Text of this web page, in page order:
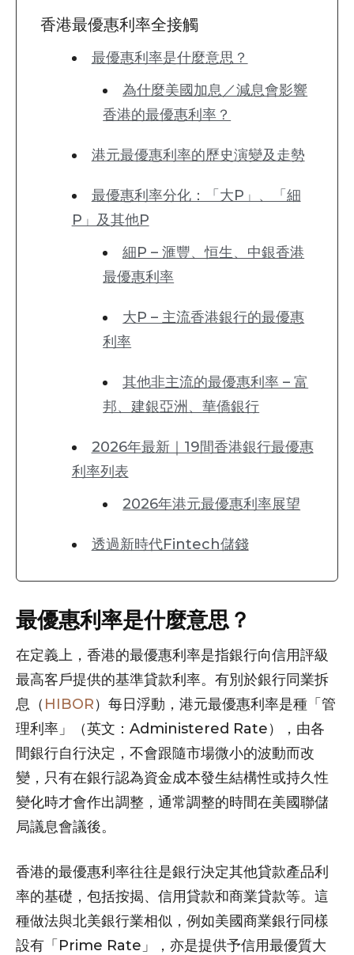
香港最優惠利率全接觸
最優惠利率是什麼意思？
為什麼美國加息／減息會影響
香港的最優惠利率？
港元最優惠利率的歷史演變及走勢
最優惠利率分化：「大P」、「細
P」及其他P
細P – 滙豐、恒生、中銀香港
最優惠利率
大P – 主流香港銀行的最優惠
利率
其他非主流的最優惠利率 – 富
邦、建銀亞洲、華僑銀行
2026年最新｜19間香港銀行最優惠
利率列表
2026年港元最優惠利率展望
透過新時代Fintech儲錢
最優惠利率是什麼意思？
在定義上，香港的最優惠利率是指銀行向信用評級
最高客戶提供的基準貸款利率。有別於銀行同業拆
息（ HIBOR）每日浮動，港元最優惠利率是種「管
理利率」（英文：Administered Rate），由各
間銀行自行決定，不會跟隨市場微小的波動而改
變，只有在銀行認為資金成本發生結構性或持久性
變化時才會作出調整，通常調整的時間在美國聯儲
局議息會議後。
香港的最優惠利率往往是銀行決定其他貸款產品利
率的基礎，包括按揭、信用貸款和商業貸款等。這
種做法與北美銀行業相似，例如美國商業銀行同樣
設有「Prime Rate」，亦是提供予信用最優質大